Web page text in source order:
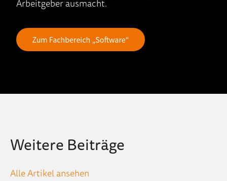
Arbeitgeber ausmacht.
Weitere Beiträge
Alle Artikel ansehen